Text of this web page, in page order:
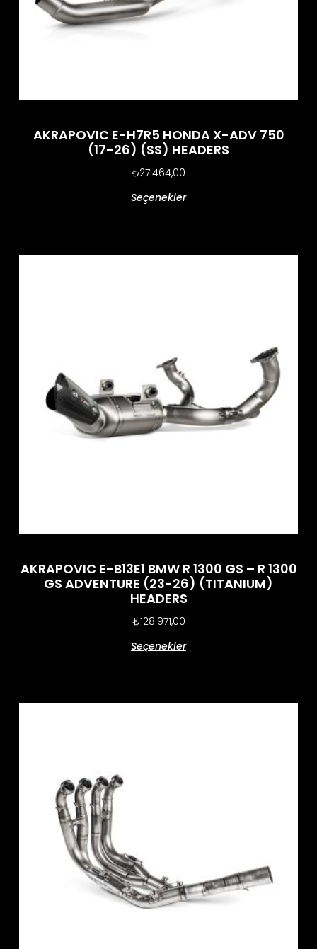
AKRAPOVIC E-H7R5 HONDA X-ADV 750
(17-26) (SS) HEADERS
₺27.464,00
Seçenekler
AKRAPOVIC E-B13E1 BMW R 1300 GS – R 1300
GS ADVENTURE (23-26) (TITANIUM)
HEADERS
₺128.971,00
Seçenekler